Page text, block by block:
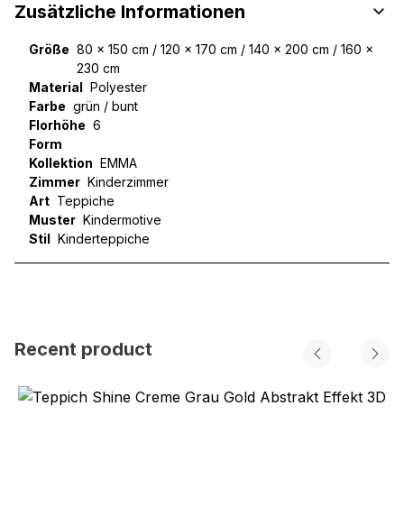
Zusätzliche Informationen
Größe 80 x 150 cm / 120 x 170 cm / 140 x 200 cm / 160 x
230 cm
Material Polyester
Farbe grün / bunt
Florhöhe 6
Form
Kollektion EMMA
Zimmer Kinderzimmer
Art Teppiche
Muster Kindermotive
Stil Kinderteppiche
Recent product